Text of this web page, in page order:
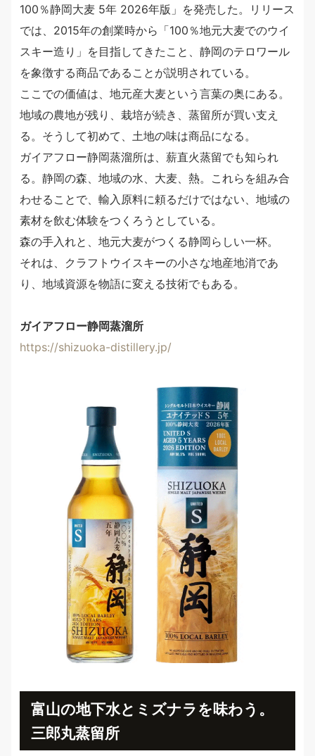
100％静岡大麦 5年 2026年版」を発売した。リリース
では、2015年の創業時から「100％地元大麦でのウイ
スキー造り」を目指してきたこと、静岡のテロワール
を象徴する商品であることが説明されている。
ここでの価値は、地元産大麦という言葉の奥にある。
地域の農地が残り、栽培が続き、蒸留所が買い支え
る。そうして初めて、土地の味は商品になる。
ガイアフロー静岡蒸溜所は、薪直火蒸留でも知られ
る。静岡の森、地域の水、大麦、熱。これらを組み合
わせることで、輸入原料に頼るだけではない、地域の
素材を飲む体験をつくろうとしている。
森の手入れと、地元大麦がつくる静岡らしい一杯。
それは、クラフトウイスキーの小さな地産地消であ
り、地域資源を物語に変える技術でもある。
ガイアフロー静岡蒸溜所
https://shizuoka-distillery.jp/
富山の地下水とミズナラを味わう。
三郎丸蒸留所